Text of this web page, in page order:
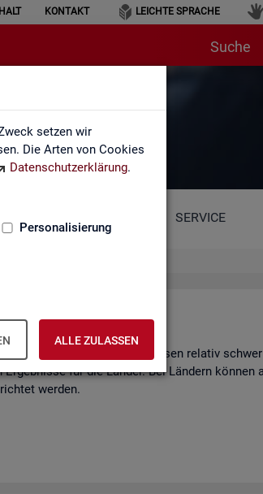
setzen wir
Die Arten von Cookies
Datenschutzerklärung.
Personalisierung
ALLE ZULASSEN
KONTAKT LEICHTE SPRACHE
Suche
SERVICE
von Fach­kräf­te­eng­päs­sen re­la­tiv
für die Län­der. Bei Län­dern kön­nen
wer­den.